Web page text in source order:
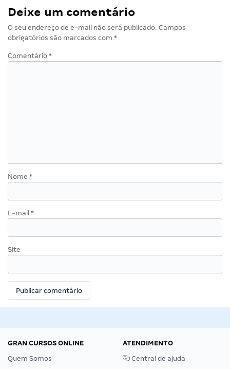
Deixe um comentário
O seu endereço de e-mail não será publicado. Campos
obrigatórios são marcados com *
Comentário *
Nome *
E-mail *
Site
GRAN CURSOS ONLINE
Quem Somos
ATENDIMENTO
Central de ajuda